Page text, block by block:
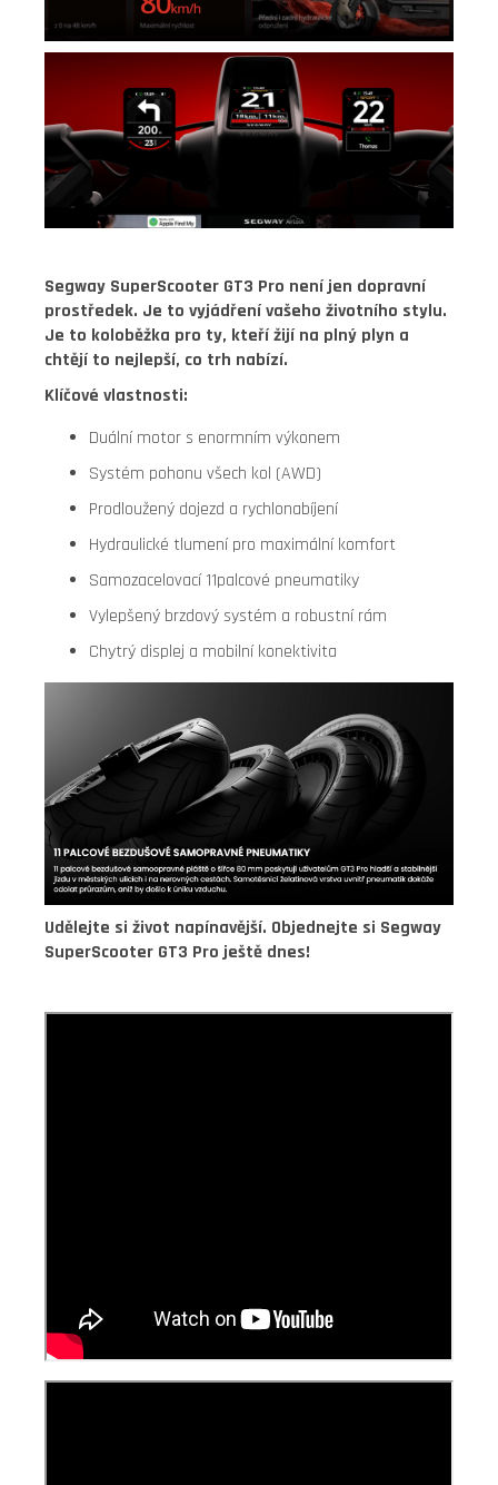
Segway SuperScooter GT3 Pro není jen dopravní
prostředek. Je to vyjádření vašeho životního stylu.
Je to koloběžka pro ty, kteří žijí na plný plyn a
chtějí to nejlepší, co trh nabízí.
Klíčové vlastnosti:
Duální motor s enormním výkonem
Systém pohonu všech kol (AWD)
Prodloužený dojezd a rychlonabíjení
Hydraulické tlumení pro maximální komfort
Samozacelovací 11palcové pneumatiky
Vylepšený brzdový systém a robustní rám
Chytrý displej a mobilní konektivita
Udělejte si život napínavější. Objednejte si Segway
SuperScooter GT3 Pro ještě dnes!